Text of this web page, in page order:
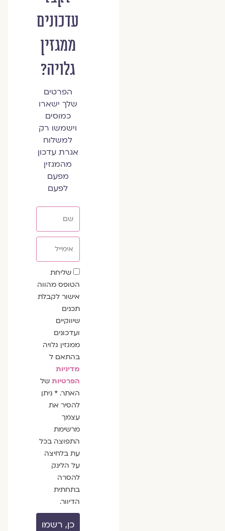
עדכונים
ממגזין
גלויה?
הפרטים
שלך ישארו
כמוסים
וישמשו רק
למשלוח
אגרת עדכון
מהמגזין
מפעם
לפעם
שדה
הסכמה
שליחת
הטופס מהווה
אישור לקבלת
תכנים
שיווקיים
ועדכונים
ממגזין גלויה
בהתאם ל
מדיניות
הפרטיותשל
האתר. * ניתן
להסיר את
עצמך
מרשימת
התפוצה בכל
עת בלחיצה
על הלינק
להסרה
בתחתית
הדיוור.
כן, רשמו